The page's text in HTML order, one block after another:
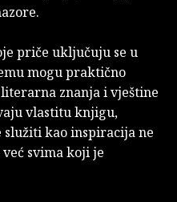
priče uključuju se u
mogu praktično
znanja i vještine
vlastitu knjigu,
kao inspiracija ne
svima koji je